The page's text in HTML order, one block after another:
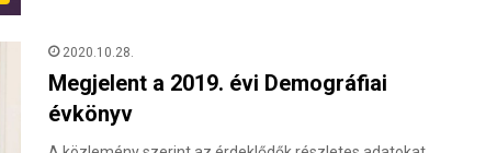
2020.10.28.
Megjelent a 2019. évi Demográfiai
évkönyv